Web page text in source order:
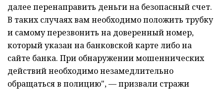
далее перенаправить деньги на безопасный счет.
В таких случаях вам необходимо положить трубку
и самому перезвонить на доверенный номер,
который указан на банковской карте либо на
сайте банка. При обнаружении мошеннических
действий необходимо незамедлительно
обращаться в полицию", — призвали стражи